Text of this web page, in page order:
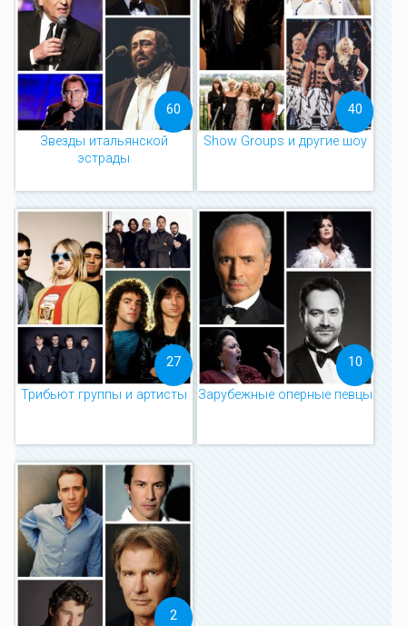
Звезды итальянской
эстрады
60
Show Groups и другие шоу
40
Трибьют группы и артисты
27
Зарубежные оперные певцы
10
2